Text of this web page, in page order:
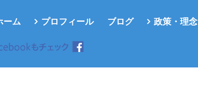
ーム プロフィール ブログ 政策・理念